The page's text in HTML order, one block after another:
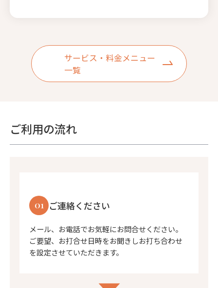
サービス・料金メニュー
一覧
ご利用の流れ
01 ご連絡ください
メール、お電話でお気軽にお問合せください。
ご要望、お打合せ日時をお聞きしお打ち合わせ
を設定させていただきます。